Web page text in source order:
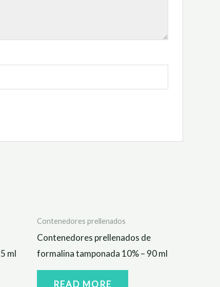
ml
Contenedores prellenados
Contenedores prellenados de
formalina tamponada 10% – 90 ml
READ MORE